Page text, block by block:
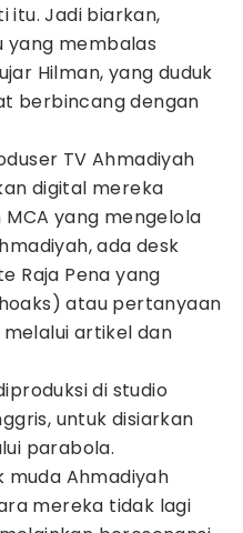
itu. Jadi biarkan,
yang membalas
Hilman, yang duduk
berbincang dengan
TV Ahmadiyah
digital mereka
yang mengelola
ada desk
Raja Pena yang
atau pertanyaan
artikel dan
di studio
untuk disiarkan
parabola.
muda Ahmadiyah
mereka tidak lagi